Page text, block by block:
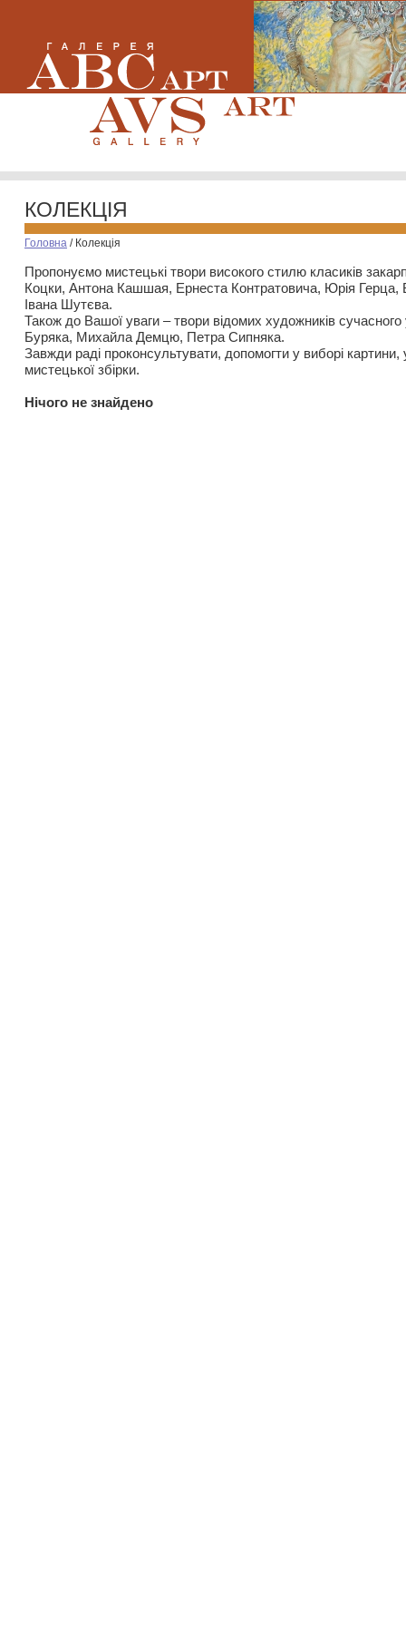
КОЛЕКЦІЯ
Головна / Колекція
Пропонуємо мистецькі твори високого стилю класиків
Коцки, Антона Кашшая, Ернеста Контратовича, Юрія
Івана Шутєва.
Також до Вашої уваги – твори відомих художників
Буряка, Михайла Демцю, Петра Сипняка.
Завжди раді проконсультувати, допомогти у виборі картини,
мистецької збірки.
Нiчого не знайдено